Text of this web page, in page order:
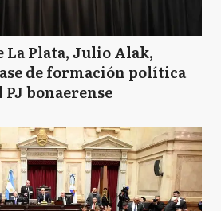
La Plata, Julio Alak,
de formación política
bonaerense